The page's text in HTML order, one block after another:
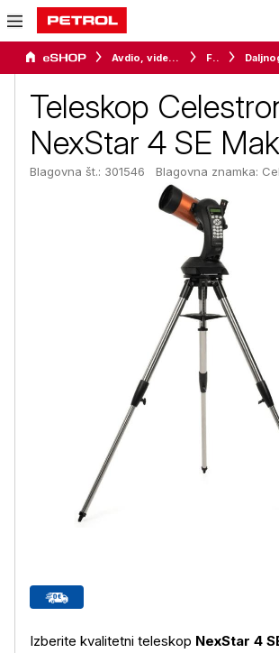
Avdio, video in telefonija Foto
Teleskop
NexStar 4 SE
Blagovna št.: 301546 Blagovna znamka:
Izberite kvalitetni teleskop NexStar 4